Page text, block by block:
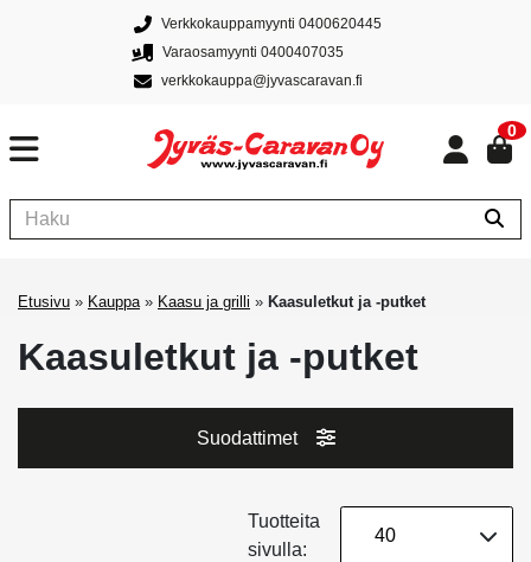
Verkkokauppamyynti 0400620445
Varaosamyynti 0400407035
verkkokauppa@jyvascaravan.fi
0
Etusivu » Kauppa» Kaasu ja grilli » Kaasuletkut ja -putket
Kaasuletkut ja -putket
Suodattimet
Tuotteita
sivulla: